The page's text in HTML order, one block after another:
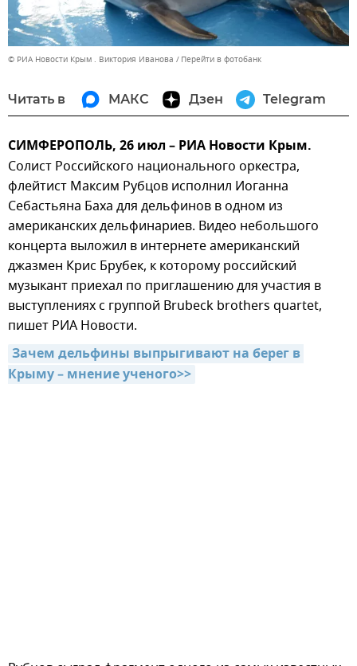
© РИА Новости Крым . Виктория Иванова Перейти в фотобанк
Читать в МАКС Дзен Telegram
СИМФЕРОПОЛЬ, 26 июл – РИА Новости Крым.
Солист Российского национального оркестра,
флейтист Максим Рубцов исполнил Иоганна
Себастьяна Баха для дельфинов в одном из
американских дельфинариев. Видео небольшого
концерта выложил в интернете американский
джазмен Крис Брубек, к которому российский
музыкант приехал по приглашению для участия в
выступлениях с группой Brubeck brothers quartet,
пишет РИА Новости.
Зачем дельфины выпрыгивают на берег в
Крыму – мнение ученого>>